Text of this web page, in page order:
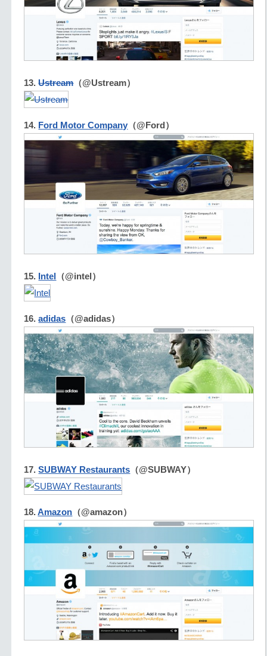
13.Ustream（@Ustream）
14. Ford Motor Company （@Ford）
15. Intel （@intel）
16.adidas （@adidas）
17.SUBWAY Restaurants （@SUBWAY）
18.Amazon （@amazon）